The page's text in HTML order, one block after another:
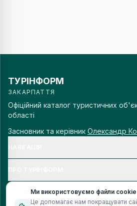
ТУРІНФОРМ
ЗАКАРПАТТЯ
Офіційний каталог туристичних
області
Засновник та керівник Олександр
Ми використовуємо файли cookie
Це допомагає нам покращувати